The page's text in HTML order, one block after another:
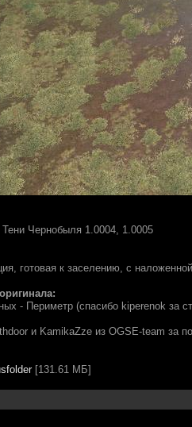
Тени Чернобыля 1.0004, 1.0005
готовая к заселению, с
- Периметр (спасибо kiperenok за
и KamikaZze из OGSE-team за
[131.61 МБ]